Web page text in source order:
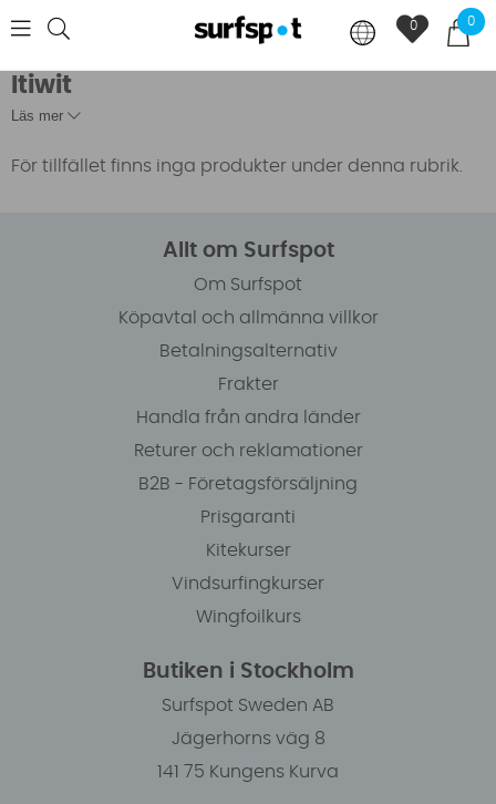
0
0
Itiwit
Läs mer
För tillfället finns inga produkter under denna rubrik.
Allt om Surfspot
Om Surfspot
Köpavtal och allmänna villkor
Betalningsalternativ
Frakter
Handla från andra länder
Returer och reklamationer
B2B - Företagsförsäljning
Prisgaranti
Kitekurser
Vindsurfingkurser
Wingfoilkurs
Butiken i Stockholm
Surfspot Sweden AB
Jägerhorns väg 8
141 75 Kungens Kurva